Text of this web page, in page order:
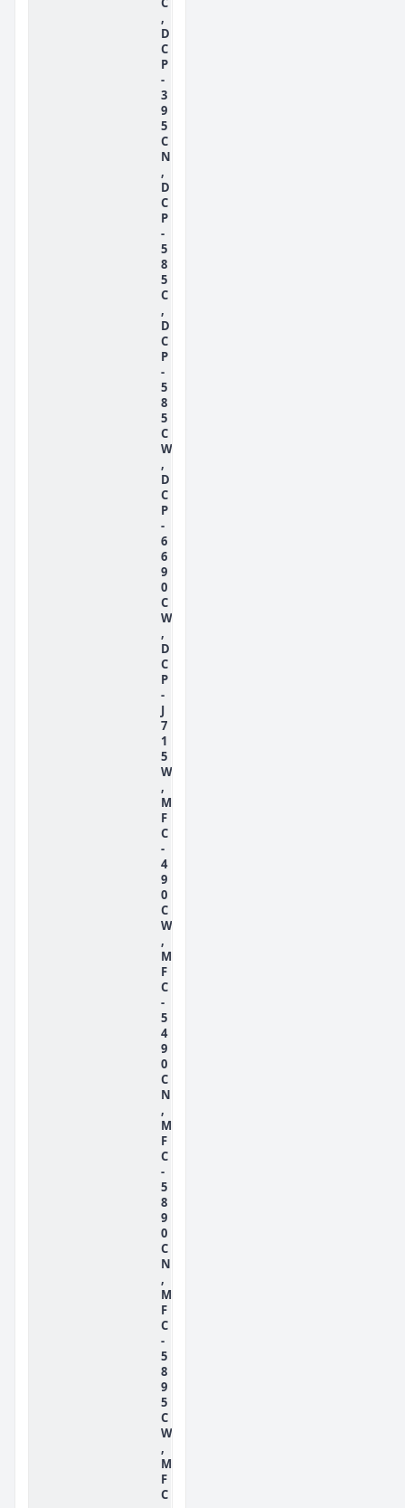
,
D
C
P
-
3
9
5
C
N
,
D
C
P
-
5
8
5
C
,
D
C
P
-
5
8
5
C
W
,
D
C
P
-
6
6
9
0
C
W
,
D
C
P
-
J
7
1
5
W
,
M
F
C
-
4
9
0
C
W
,
M
F
C
-
5
4
9
0
C
N
,
M
F
C
-
5
8
9
0
C
N
,
M
F
C
-
5
8
9
5
C
W
,
M
F
C